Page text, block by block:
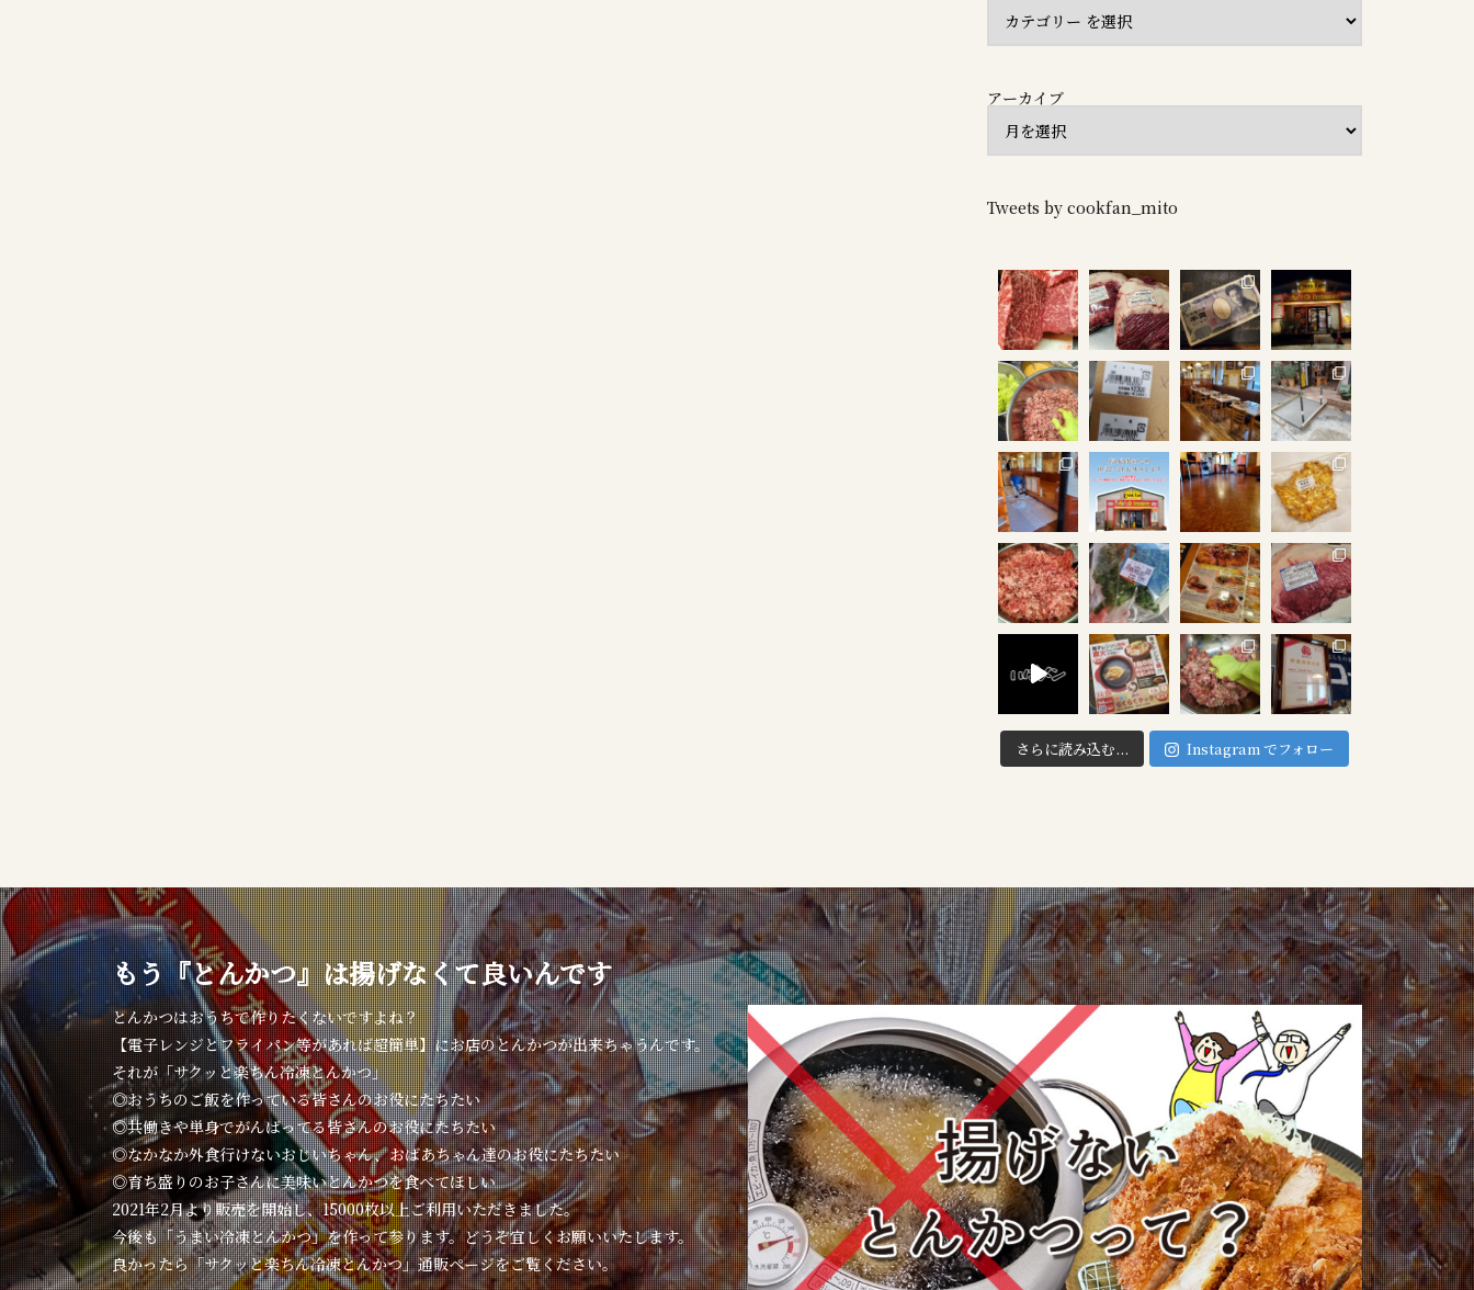
アーカイブ
Tweets by cookfan_mito
さらに読み込む... Instagram でフォロー
もう『とんかつ』は揚げなくて良いんです
とんかつはおうちで作りたくないですよね？
【電子レンジとフライパン等があれば超簡単】にお店のとんかつが出来ちゃうんです。
それが「サクッと楽ちん冷凍とんかつ」
◎おうちのご飯を作っている皆さんのお役にたちたい
◎共働きや単身でがんばってる皆さんのお役にたちたい
◎なかなか外食行けないおじいちゃん、おばあちゃん達のお役にたちたい
◎育ち盛りのお子さんに美味いとんかつを食べてほしい
2021年2月より販売を開始し、15000枚以上ご利用いただきました。
今後も「うまい冷凍とんかつ」を作って参ります。どうぞ宜しくお願いいたします。
良かったら「サクッと楽ちん冷凍とんかつ」通販ページをご覧ください。